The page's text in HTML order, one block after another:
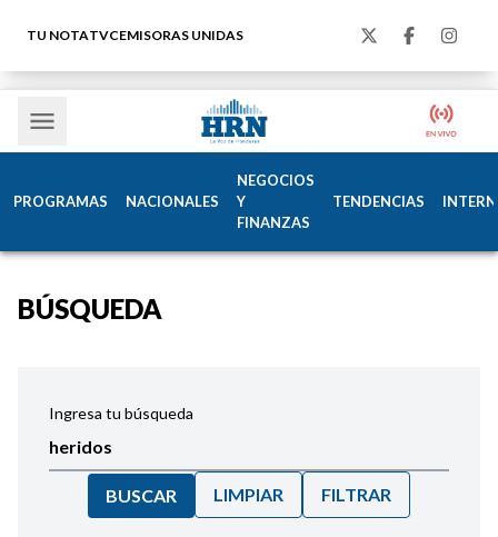
TU NOTATVCEMISORAS UNIDAS
PROGRAMAS NACIONALES
NEGOCIOS
Y
FINANZAS
TENDENCIAS
BÚSQUEDA
Ingresa tu búsqueda
BUSCAR LIMPIAR FILTRAR